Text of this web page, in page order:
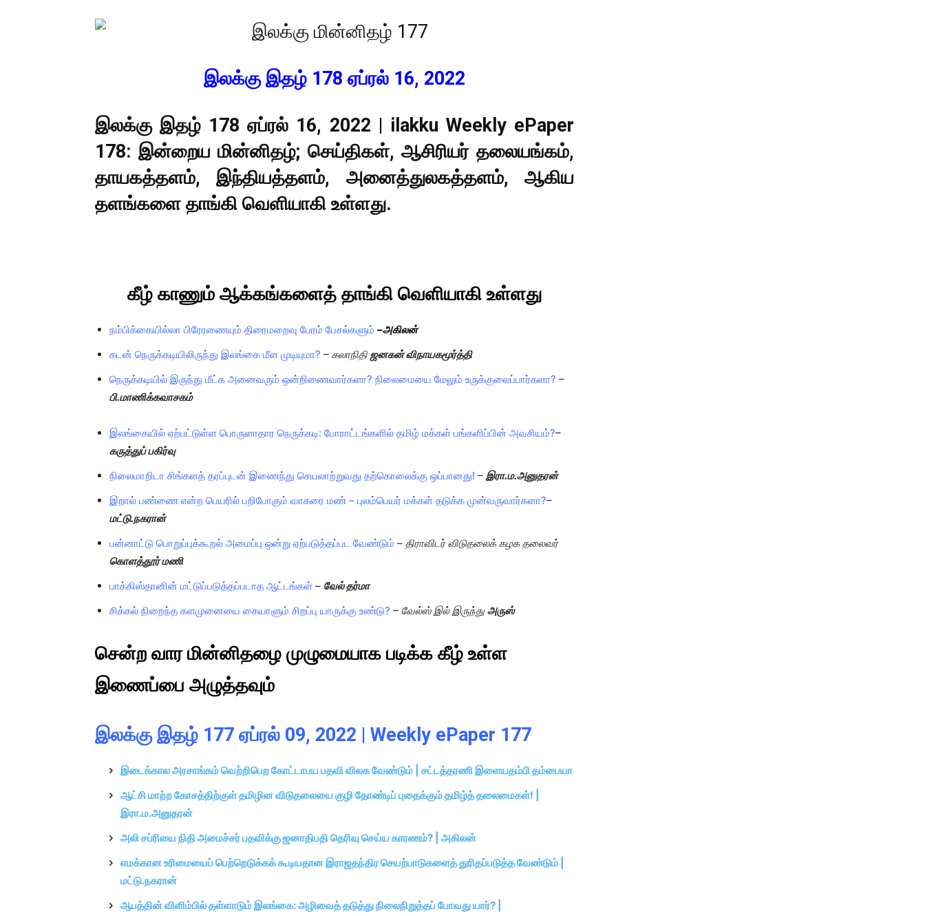
இலக்கு இதழ் 178 ஏப்ரல் 16, 2022
இலக்கு இதழ் 178 ஏப்ரல் 16, 2022 | ilakku Weekly ePaper
178: இன்றைய மின்னிதழ்; செய்திகள், ஆசிரியர் தலையங்கம்,
தாயகத்தளம்,இந்தியத்தளம், அனைத்துலகத்தளம்,ஆகிய
தளங்களை தாங்கி வெளியாகி உள்ளது.
கீழ் காணும் ஆக்கங்களைத் தாங்கி வெளியாகி உள்ளது
நம்பிக்கையில்லா பிரேரணையும் திரைமறைவு பேரம் பேசல்களும் –அகிலன்
கடன் நெருக்கடியிலிருந்து இலங்கை மீள முடியுமா? – கலாநிதி ஜனகன் விநாயகமூர்த்தி
நெருக்கடியில் இருந்து மீட்க அனைவரும் ஒன்றிணைவார்களா? நிலைமையை மேலும் உருக்குலைப்பார்களா? –
பி.மாணிக்கவாசகம்
இலங்கையில் ஏற்பட்டுள்ள பொருளாதார நெருக்கடி: போராட்டங்களில் தமிழ் மக்கள் பங்களிப்பின் அவசியம்?–
கருத்துப் பகிர்வு
நிலைமாறிடா சிங்களத் தரப்புடன் இணைந்து செயலாற்றுவது தற்கொலைக்கு ஒப்பானது! – இரா.ம.அனுதரன்
இறால் பண்ணை என்ற பெயரில் பறிபோகும் வாகரை மண் – புலம்பெயர் மக்கள் தடுக்க முன்வருவார்களா?–
மட்டு.நகரான்
பன்னாட்டு பொறுப்புக்கூறல் அமைப்பு ஒன்று ஏற்படுத்தப்பட வேண்டும் – திராவிடர் விடுதலைக் கழக தலைவர்
கொளத்தூர் மணி
பாக்கிஸ்தானின் மட்டுப்படுத்தப்படாத ஆட்டங்கள் – வேல் தர்மா
சிக்கல் நிறைந்த களமுனையை கையாளும் சிறப்பு யாருக்கு உண்டு? – வேல்ஸ் இல் இருந்துஅருஸ்
சென்ற வார மின்னிதழை முழுமையாக படிக்க கீழ் உள்ள
இணைப்பை அழுத்தவும்
இலக்கு இதழ் 177 ஏப்ரல் 09, 2022 | Weekly ePaper 177
இடைக்கால அரசாங்கம் வெற்றிபெற கோட்டாபய பதவி விலக வேண்டும் | சட்டத்தரணி இளையதம்பி தம்பையா
ஆட்சி மாற்ற கோசத்திற்குள் தமிழின விடுதலையை குழி தோண்டிப் புதைக்கும் தமிழ்த் தலைமைகள்! |
இரா.ம.அனுதரன்
அலி சப்ரியை நிதி அமைச்சர் பதவிக்கு ஜனாதிபதி தெரிவு செய்ய காரணம்? | அகிலன்
எமக்கான உரிமையைப் பெற்றெடுக்கக் கூடியதான இராஜதந்திர செயற்பாடுகளைத் துரிதப்படுத்த வேண்டும் |
மட்டு.நகரான்
ஆபத்தின் விளிம்பில் தள்ளாடும் இலங்கை: அழிவைத் தடுத்து நிலைநிறுத்தப் போவது யார்? |